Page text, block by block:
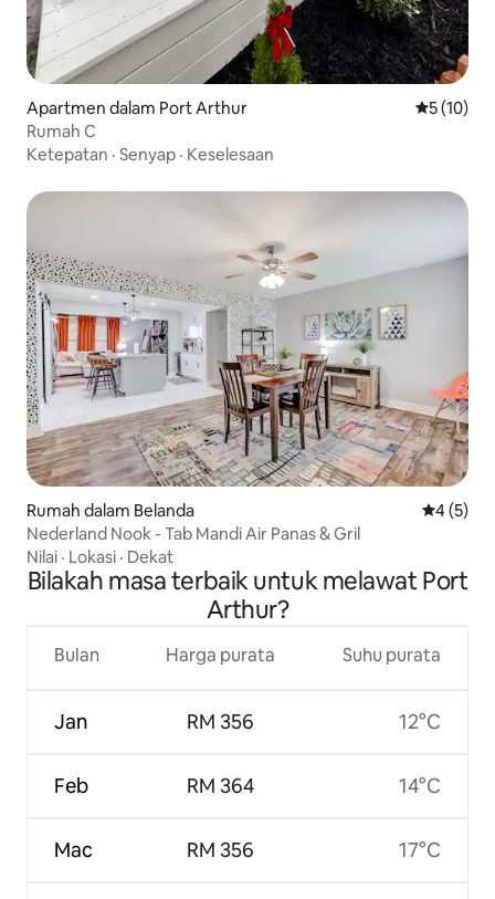
Apartmen dalam Port Arthur
5 (10)
Rumah C
Ketepatan · Senyap · Keselesaan
Rumah dalam Belanda
4 (5)
Nederland Nook - Tab Mandi Air Panas & Gril
Nilai · Lokasi · Dekat
Bilakah masa terbaik untuk melawat Port
Arthur?
Bulan
Jan
Feb
Mac
Harga purata
RM 356
RM 364
RM 356
Suhu purata
12°C
14°C
17°C